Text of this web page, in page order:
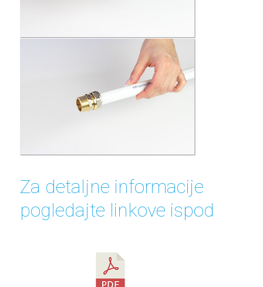
Za detaljne informacije
pogledajte linkove ispod